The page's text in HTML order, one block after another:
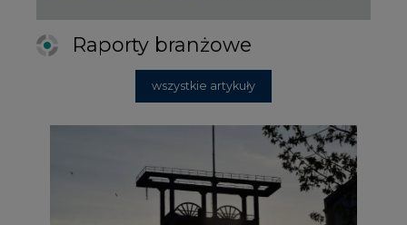
Raporty branżowe
wszystkie artykuły